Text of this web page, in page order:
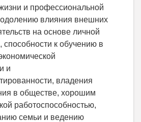
и профессиональной
влияния внешних
на основе личной
способности к обучению в
и
владения
в обществе, хорошим
работоспособностью,
семьи и ведению